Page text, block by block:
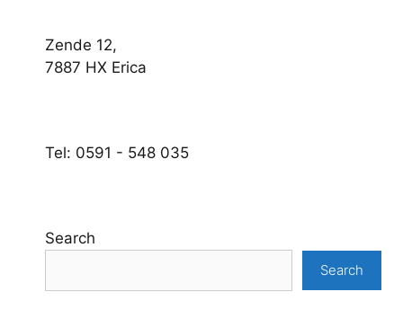
Zende 12,
7887 HX Erica
Tel: 0591 - 548 035
Search
Search